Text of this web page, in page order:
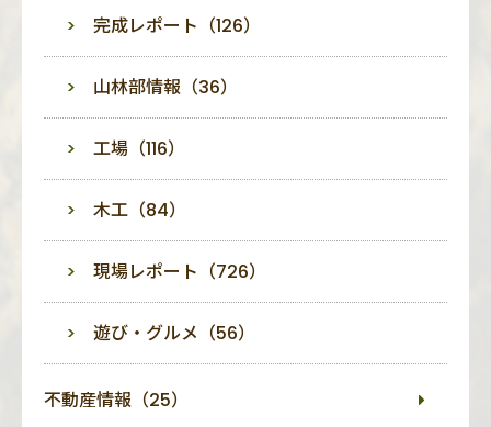
完成レポート（126）
山林部情報（36）
工場（116）
木工（84）
現場レポート（726）
遊び・グルメ（56）
不動産情報（25）